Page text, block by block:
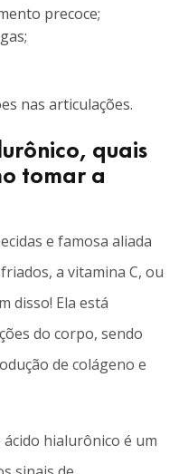
precoce;
nas articulações.
quais
tomar a
e famosa aliada
a vitamina C, ou
disso! Ela está
do corpo, sendo
de colágeno e
ácido hialurônico é um